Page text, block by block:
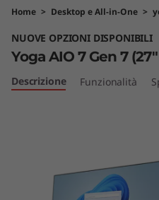
O
7
Home > Desktop e All-in-One >
NUOVE OPZIONI DISPONIBILI
Yoga AIO 7 Gen 7
Descrizione Funzionalità